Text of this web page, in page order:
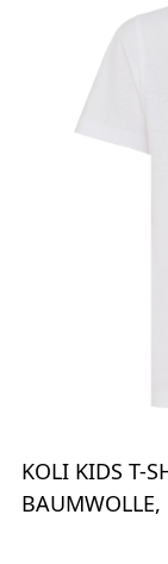
KOLI KIDS T-
BAUMWOLLE,